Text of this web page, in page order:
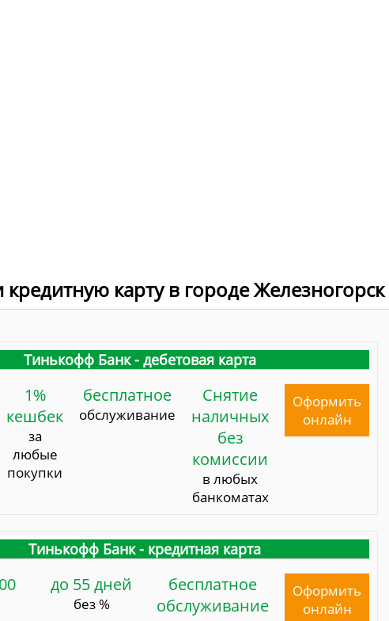
карту в городе Железногорск
Тинькофф Банк - дебетовая карта
1%
кешбек
за
любые
покупки
бесплатное
обслуживание
Снятие
наличных
без
комиссии
в любых
банкоматах
Оформить
онлайн
Тинькофф Банк - кредитная карта
до 55 дней
без %
бесплатное
обслуживание
Оформить
онлайн